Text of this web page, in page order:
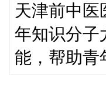
天津前中医
年知识分子
能，帮助青